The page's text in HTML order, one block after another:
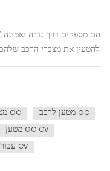
להטעין את מצברי הרכב
חדשים ולספק שירות בעל
מטען לרכב dc
מטען לרכב ac
מטען dc ev
מטען מהיר dc עבור ev